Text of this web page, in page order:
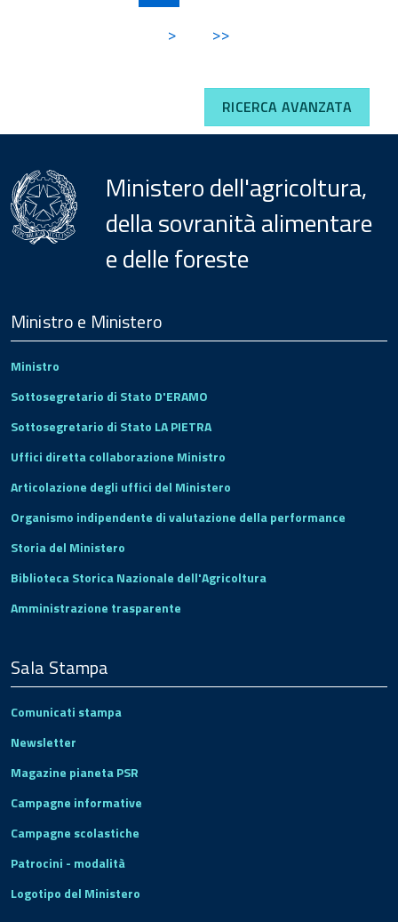
> >>
RICERCA AVANZATA
Ministero dell'agricoltura,
della sovranità alimentare
e delle foreste
Footer
Ministro e Ministero
Ministro
Sottosegretario di Stato D'ERAMO
Sottosegretario di Stato LA PIETRA
Uffici diretta collaborazione Ministro
Articolazione degli uffici del Ministero
Organismo indipendente di valutazione della performance
Storia del Ministero
Biblioteca Storica Nazionale dell'Agricoltura
Amministrazione trasparente
Sala Stampa
Comunicati stampa
Newsletter
Magazine pianeta PSR
Campagne informative
Campagne scolastiche
Patrocini - modalità
Logotipo del Ministero